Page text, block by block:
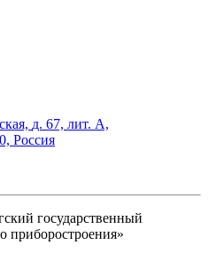
д. 67, лит. А,
Россия
государственный
приборостроения»